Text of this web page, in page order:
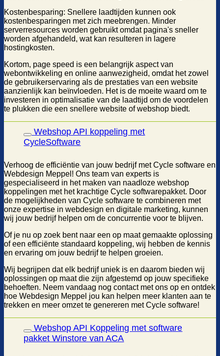
Kostenbesparing: Snellere laadtijden kunnen ook
kostenbesparingen met zich meebrengen. Minder
serverresources worden gebruikt omdat pagina's sneller
worden afgehandeld, wat kan resulteren in lagere
hostingkosten.
Kortom, page speed is een belangrijk aspect van
webontwikkeling en online aanwezigheid, omdat het zowel
de gebruikerservaring als de prestaties van een website
aanzienlijk kan beïnvloeden. Het is de moeite waard om te
investeren in optimalisatie van de laadtijd om de voordelen
te plukken die een snellere website of webshop biedt.
Webshop API koppeling met
CycleSoftware
Verhoog de efficiëntie van jouw bedrijf met Cycle software en
Webdesign Meppel! Ons team van experts is
gespecialiseerd in het maken van naadloze webshop
koppelingen met het krachtige Cycle softwarepakket. Door
de mogelijkheden van Cycle software te combineren met
onze expertise in webdesign en digitale marketing, kunnen
wij jouw bedrijf helpen om de concurrentie voor te blijven.
Of je nu op zoek bent naar een op maat gemaakte oplossing
of een efficiënte standaard koppeling, wij hebben de kennis
en ervaring om jouw bedrijf te helpen groeien.
Wij begrijpen dat elk bedrijf uniek is en daarom bieden wij
oplossingen op maat die zijn afgestemd op jouw specifieke
behoeften. Neem vandaag nog contact met ons op en ontdek
hoe Webdesign Meppel jou kan helpen meer klanten aan te
trekken en meer omzet te genereren met Cycle software!
Webshop API Koppeling met software
pakket Winstore van ACA